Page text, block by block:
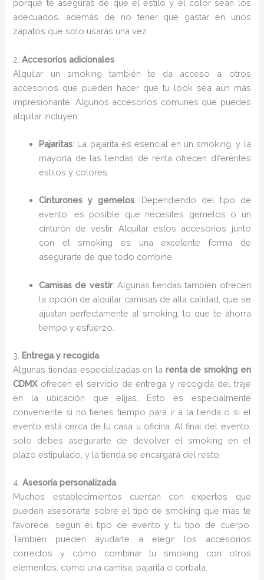
porque te aseguras de que el estilo y el color sean los
adecuados, además de no tener que gastar en unos
zapatos que solo usarás una vez.
2.Accesorios adicionales
Alquilar un smoking también te da acceso a otros
accesorios que pueden hacer que tu look sea aún más
impresionante. Algunos accesorios comunes que puedes
alquilar incluyen:
Pajaritas: La pajarita es esencial en un smoking, y la
mayoría de las tiendas de renta ofrecen diferentes
estilos y colores.
Cinturones y gemelos: Dependiendo del tipo de
evento, es posible que necesites gemelos o un
cinturón de vestir. Alquilar estos accesorios junto
con el smoking es una excelente forma de
asegurarte de que todo combine.
Camisas de vestir: Algunas tiendas también ofrecen
la opción de alquilar camisas de alta calidad, que se
ajustan perfectamente al smoking, lo que te ahorra
tiempo y esfuerzo.
3. Entrega y recogida
Algunas tiendas especializadas en la renta de smoking en
CDMXofrecen el servicio de entrega y recogida del traje
en la ubicación que elijas. Esto es especialmente
conveniente si no tienes tiempo para ir a la tienda o si el
evento está cerca de tu casa u oficina. Al final del evento,
solo debes asegurarte de devolver el smoking en el
plazo estipulado, y la tienda se encargará del resto.
4.Asesoría personalizada
Muchos establecimientos cuentan con expertos que
pueden asesorarte sobre el tipo de smoking que más te
favorece, según el tipo de evento y tu tipo de cuerpo.
También pueden ayudarte a elegir los accesorios
correctos y cómo combinar tu smoking con otros
elementos, como una camisa, pajarita o corbata.